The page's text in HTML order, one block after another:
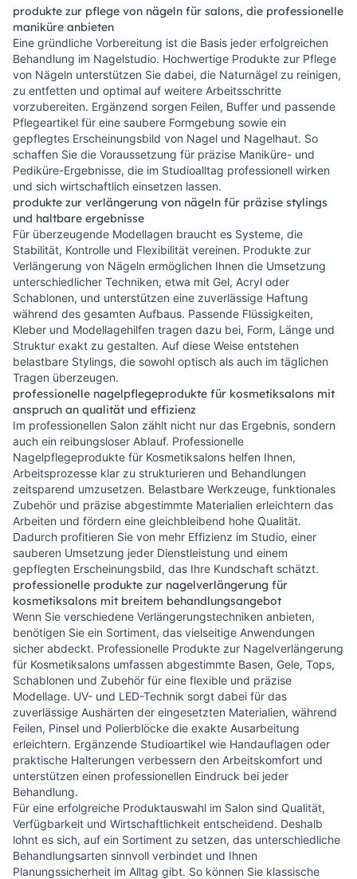
produkte zur pflege von nägeln für salons, die professionelle
maniküre anbieten
Eine gründliche Vorbereitung ist die Basis jeder erfolgreichen
Behandlung im Nagelstudio. Hochwertige Produkte zur Pflege
von Nägeln unterstützen Sie dabei, die Naturnägel zu reinigen,
zu entfetten und optimal auf weitere Arbeitsschritte
vorzubereiten. Ergänzend sorgen Feilen, Buffer und passende
Pflegeartikel für eine saubere Formgebung sowie ein
gepflegtes Erscheinungsbild von Nagel und Nagelhaut. So
schaffen Sie die Voraussetzung für präzise Maniküre- und
Pediküre-Ergebnisse, die im Studioalltag professionell wirken
und sich wirtschaftlich einsetzen lassen.
produkte zur verlängerung von nägeln für präzise stylings
und haltbare ergebnisse
Für überzeugende Modellagen braucht es Systeme, die
Stabilität, Kontrolle und Flexibilität vereinen. Produkte zur
Verlängerung von Nägeln ermöglichen Ihnen die Umsetzung
unterschiedlicher Techniken, etwa mit Gel, Acryl oder
Schablonen, und unterstützen eine zuverlässige Haftung
während des gesamten Aufbaus. Passende Flüssigkeiten,
Kleber und Modellagehilfen tragen dazu bei, Form, Länge und
Struktur exakt zu gestalten. Auf diese Weise entstehen
belastbare Stylings, die sowohl optisch als auch im täglichen
Tragen überzeugen.
professionelle nagelpflegeprodukte für kosmetiksalons mit
anspruch an qualität und effizienz
Im professionellen Salon zählt nicht nur das Ergebnis, sondern
auch ein reibungsloser Ablauf. Professionelle
Nagelpflegeprodukte für Kosmetiksalons helfen Ihnen,
Arbeitsprozesse klar zu strukturieren und Behandlungen
zeitsparend umzusetzen. Belastbare Werkzeuge, funktionales
Zubehör und präzise abgestimmte Materialien erleichtern das
Arbeiten und fördern eine gleichbleibend hohe Qualität.
Dadurch profitieren Sie von mehr Effizienz im Studio, einer
sauberen Umsetzung jeder Dienstleistung und einem
gepflegten Erscheinungsbild, das Ihre Kundschaft schätzt.
professionelle produkte zur nagelverlängerung für
kosmetiksalons mit breitem behandlungsangebot
Wenn Sie verschiedene Verlängerungstechniken anbieten,
benötigen Sie ein Sortiment, das vielseitige Anwendungen
sicher abdeckt. Professionelle Produkte zur Nagelverlängerung
für Kosmetiksalons umfassen abgestimmte Basen, Gele, Tops,
Schablonen und Zubehör für eine flexible und präzise
Modellage. UV- und LED-Technik sorgt dabei für das
zuverlässige Aushärten der eingesetzten Materialien, während
Feilen, Pinsel und Polierblöcke die exakte Ausarbeitung
erleichtern. Ergänzende Studioartikel wie Handauflagen oder
praktische Halterungen verbessern den Arbeitskomfort und
unterstützen einen professionellen Eindruck bei jeder
Behandlung.
Für eine erfolgreiche Produktauswahl im Salon sind Qualität,
Verfügbarkeit und Wirtschaftlichkeit entscheidend. Deshalb
lohnt es sich, auf ein Sortiment zu setzen, das unterschiedliche
Behandlungsarten sinnvoll verbindet und Ihnen
Planungssicherheit im Alltag gibt. So können Sie klassische